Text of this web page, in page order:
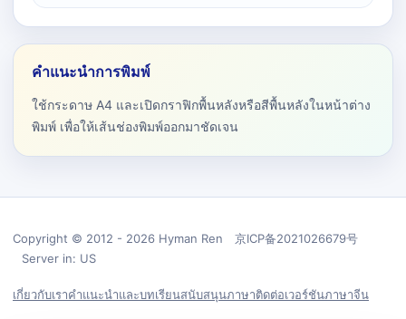
คำแนะนำการพิมพ์
ใช้กระดาษ A4 และเปิดกราฟิกพื้นหลังหรือสีพื้นหลังในหน้าต่าง
พิมพ์ เพื่อให้เส้นช่องพิมพ์ออกมาชัดเจน
Copyright © 2012 - 2026 Hyman Ren 京ICP备2021026679号
Server in: US
เกี่ยวกับเราคำแนะนำและบทเรียนสนับสนุนภาษาติดต่อเวอร์ชันภาษาจีน